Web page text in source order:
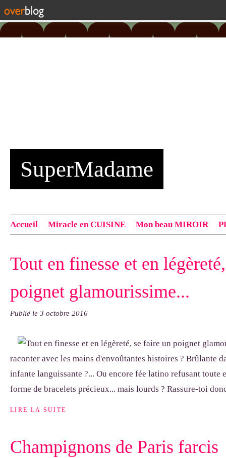
SuperMadame
Accueil Miracle en CUISINE Mon beau MIROIR
exemple : "Bonnet cloche From Annie", "Veste Rue
Tout en finesse et en
poignet glamourissime...
Publié le 3 octobre 2016
raconter avec les mains d'envoûtantes histoires ? Brûlante
infante languissante ?... Ou encore fée latino refusant toute
forme de bracelets précieux... mais lourds ? Rassure-toi
LIRE LA SUITE
Champignons de Paris farcis